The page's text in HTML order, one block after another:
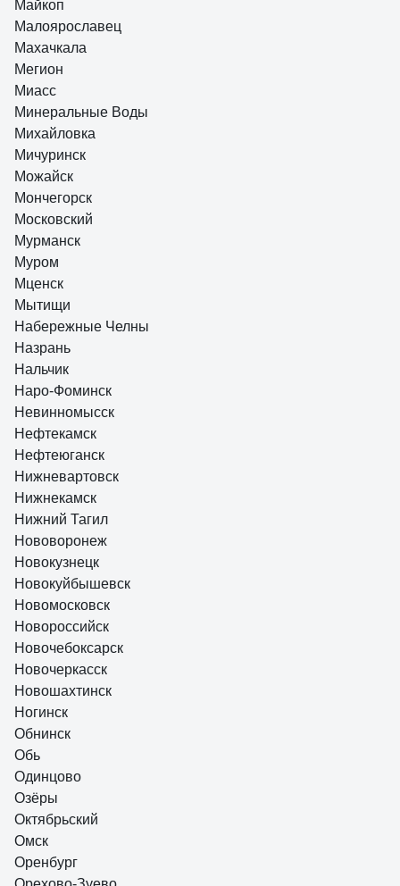
Майкоп
Малоярославец
Махачкала
Мегион
Миасс
Минеральные Воды
Михайловка
Мичуринск
Можайск
Мончегорск
Московский
Мурманск
Муром
Мценск
Мытищи
Набережные Челны
Назрань
Нальчик
Наро-Фоминск
Невинномысск
Нефтекамск
Нефтеюганск
Нижневартовск
Нижнекамск
Нижний Тагил
Нововоронеж
Новокузнецк
Новокуйбышевск
Новомосковск
Новороссийск
Новочебоксарск
Новочеркасск
Новошахтинск
Ногинск
Обнинск
Обь
Одинцово
Озёры
Октябрьский
Омск
Оренбург